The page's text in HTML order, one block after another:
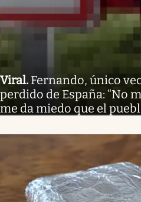
Viral. Fernando, único
perdido de España: “No
me da miedo que el